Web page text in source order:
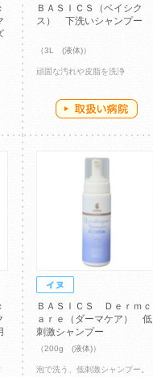
ＢＡＳＩＣＳ（ベイシク
ス） 下洗いシャンプー
（3L (液体)）
頑固な汚れや皮脂を洗浄
ＢＡＳＩＣＳ Ｄｅｒｍｃ
ａｒｅ（ダーマケア） 低
刺激シャンプー
（200g (液体)）
泡で洗う、低刺激シャンプー。